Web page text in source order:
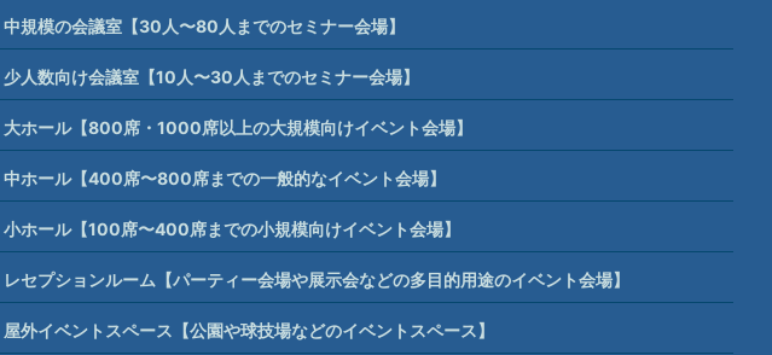
中規模の会議室【30人〜80人までのセミナー会場】
少人数向け会議室【10人〜30人までのセミナー会場】
大ホール【800席・1000席以上の大規模向けイベント会場】
中ホール【400席〜800席までの一般的なイベント会場】
小ホール【100席〜400席までの小規模向けイベント会場】
レセプションルーム【パーティー会場や展示会などの多目的用途のイベント会場】
屋外イベントスペース【公園や球技場などのイベントスペース】